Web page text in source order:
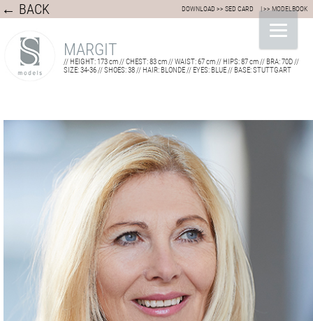
← BACK | >> MODELBOOK
DOWNLOAD >> SED CARD
MARGIT
// HEIGHT: 173 cm // CHEST: 83 cm // WAIST: 67 cm // HIPS: 87 cm // BRA: 70D //
SIZE: 34-36 // SHOES: 38 // HAIR: BLONDE // EYES: BLUE // BASE: STUTTGART